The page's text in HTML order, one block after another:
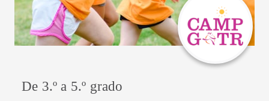
De 3.º a 5.º grado